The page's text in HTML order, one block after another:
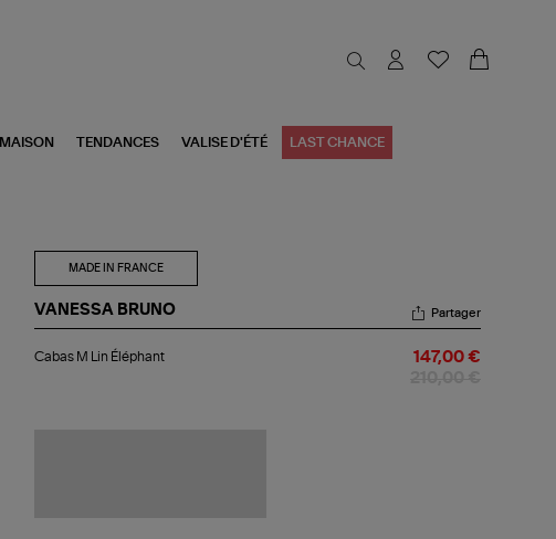
MAISON TENDANCES VALISE D'ÉTÉ LAST CHANCE
MADE IN FRANCE
VANESSA BRUNO
M
Partager
Cabas M Lin Éléphant 147,00 €